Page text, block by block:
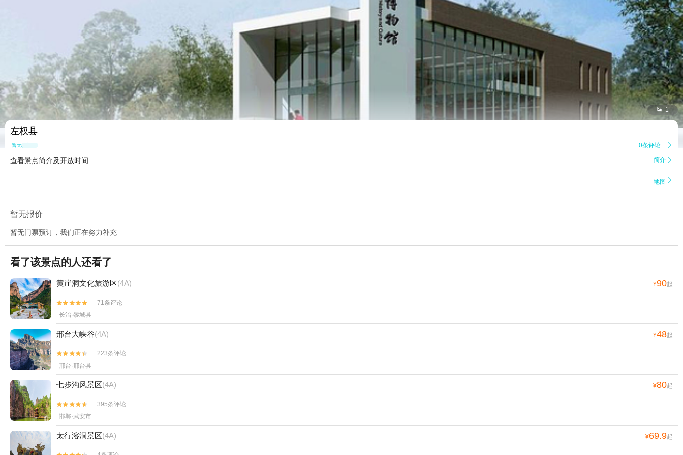
 1
左权县
暂无点评 0条评论 
查看景点简介及开放时间 简介 
地图 
暂无报价
暂无门票预订，我们正在努力补充
看了该景点的人还看了
黄崖洞文化旅游区(4A) ¥90起


71条评论
长治·黎城县
邢台大峡谷(4A) ¥48起


223条评论
邢台·邢台县
七步沟风景区(4A) ¥80起


395条评论
邯郸·武安市
太行溶洞景区(4A) ¥69.9起